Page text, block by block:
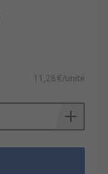
11,28 €/unité